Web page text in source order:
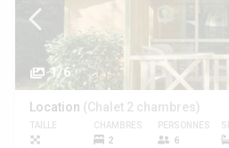
1/6
Location (Chalet 2 chambres)
TAILLE CHAMBRES
2
PERSONNES
6